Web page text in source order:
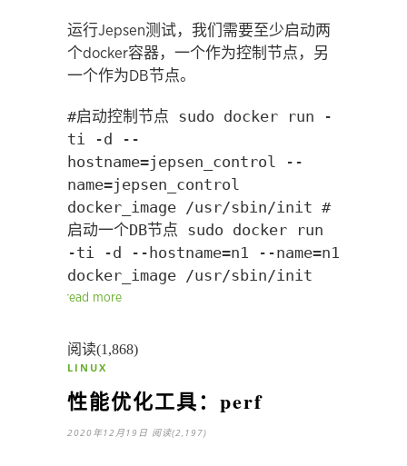
运行Jepsen测试，我们需要至少启动两
个docker容器，一个作为控制节点，另
一个作为DB节点。
#启动控制节点 sudo docker run -
ti -d --
hostname=jepsen_control --
name=jepsen_control
docker_image /usr/sbin/init #
启动一个DB节点 sudo docker run
-ti -d --hostname=n1 --name=n1
docker_image /usr/sbin/init
read more
阅读(1,868)
LINUX
性能优化工具：perf
2020年12月19日 阅读(2,197)